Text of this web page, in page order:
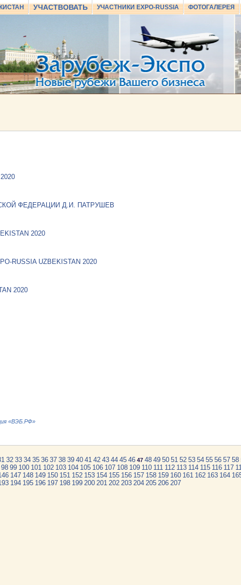
УЧАСТВОВАТЬ УЧАСТНИКИ EXPO-RUSSIA ФОТОГАЛЕРЕЯ
ФЕДЕРАЦИИ Д.И. ПАТРУШЕВ
2020
UZBEKISTAN 2020
2020
«ВЭБ.РФ»
32 33 34 35 36 37 38 39 40 41 42 43 44 45 46 47 48 49 50 51 52 53 54 55 56 57 58
98 99 100 101 102 103 104 105 106 107 108 109 110 111 112 113 114 115 116 117
147 148 149 150 151 152 153 154 155 156 157 158 159 160 161 162 163 164
194 195 196 197 198 199 200 201 202 203 204 205 206 207